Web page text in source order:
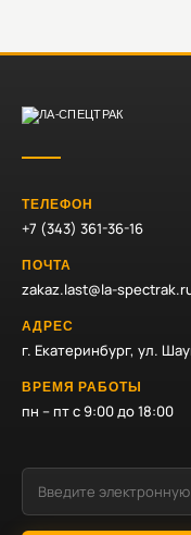
ТЕЛЕФОН
+7 (343) 361-36-16
ПОЧТА
zakaz.last@la-
АДРЕС
г. Екатеринбург, ул.
ВРЕМЯ РАБОТЫ
пн – пт с 9:00 до 18:00